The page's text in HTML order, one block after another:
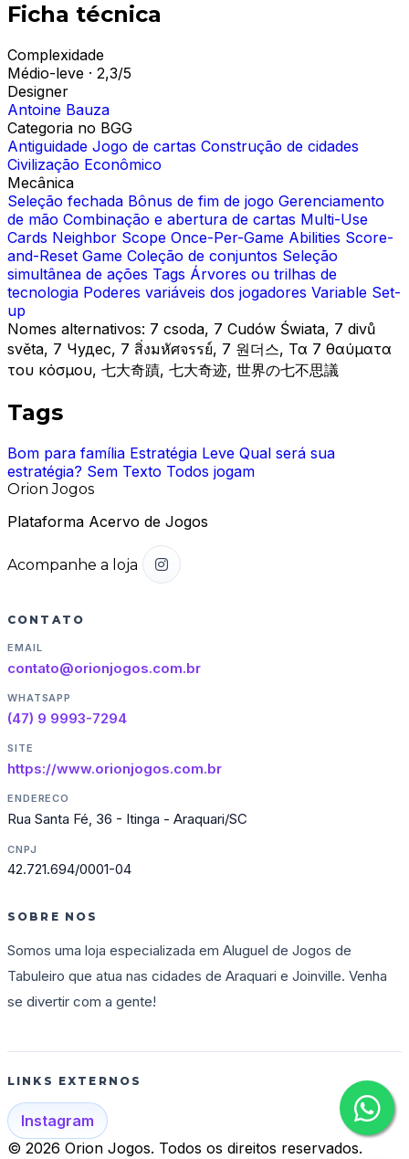
Ficha técnica
Complexidade
Médio-leve · 2,3/5
Designer
Antoine Bauza
Categoria no BGG
Antiguidade Jogo de cartas Construção de cidades
Civilização Econômico
Mecânica
Seleção fechada Bônus de fim de jogo Gerenciamento
de mão Combinação e abertura de cartas Multi-Use
Cards Neighbor Scope Once-Per-Game Abilities Score-
and-Reset Game Coleção de conjuntos Seleção
simultânea de ações Tags Árvores ou trilhas de
tecnologia Poderes variáveis dos jogadores Variable Set-
up
Nomes alternativos: 7 csoda, 7 Cudów Świata, 7 divů
světa, 7 Чудес, 7 สิ่งมหัศจรรย์, 7 원더스, Τα 7 θαύματα
του κόσμου, 七大奇蹟, 七大奇迹, 世界の七不思議
Tags
Bom para família Estratégia Leve Qual será sua
estratégia? Sem Texto Todos jogam
Orion Jogos
Plataforma Acervo de Jogos
Acompanhe a loja
CONTATO
EMAIL
contato@orionjogos.com.br
WHATSAPP
(47) 9 9993-7294
SITE
https://www.orionjogos.com.br
ENDERECO
Rua Santa Fé, 36 - Itinga - Araquari/SC
CNPJ
42.721.694/0001-04
SOBRE NOS
Somos uma loja especializada em Aluguel de Jogos de
Tabuleiro que atua nas cidades de Araquari e Joinville. Venha
se divertir com a gente!
LINKS EXTERNOS
Instagram
© 2026 Orion Jogos. Todos os direitos reservados.